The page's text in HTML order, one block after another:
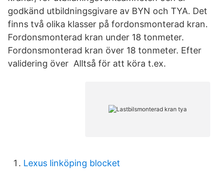
godkänd utbildningsgivare av BYN och TYA. Det
finns två olika klasser på fordonsmonterad kran.
Fordonsmonterad kran under 18 tonmeter.
Fordonsmonterad kran över 18 tonmeter. Efter
validering över Alltså för att köra t.ex.
Lexus linköping blocket